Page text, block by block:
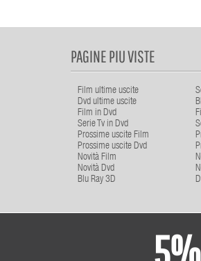
PAGINE PIU VISTE
Film ultime uscite
Dvd ultime uscite
Film in Dvd
Serie Tv in Dvd
Prossime uscite Film
Prossime uscite Dvd
Novità Film
Novità Dvd
Blu Ray 3D